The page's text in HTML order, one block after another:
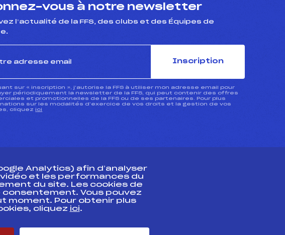
vous à notre newsletter
l’actualité de la FFS, des clubs et des Équipes de
Inscription
sur « inscription », j’autorise la FFS à utiliser mon adresse email pour
périodiquement la newsletter de la FFS, qui peut contenir des offres
et promotionnelles de la FFS ou de ses partenaires. Pour plus
sur les modalités d’exercice de vos droits et la gestion de vos
cliquez ici
Pôle vie de l’athlète
Enseignement professionnel
Analytics) afin d’analyser
et les performances du
du site. Les cookies de
consentement. Vous pouvez
moment. Pour obtenir plus
cliquez ici.